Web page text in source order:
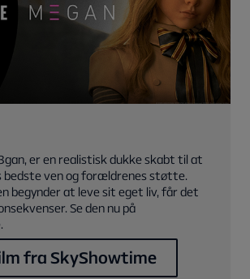
er en realistisk dukke skabt til at
ven og forældrenes støtte.
begynder at leve sit eget liv, får det
Se den nu på
fra SkyShowtime